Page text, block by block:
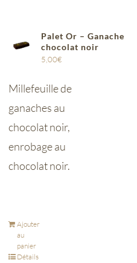
Palet Or – Ganache
chocolat noir
5,00€
Millefeuille de
ganaches au
chocolat noir,
enrobage au
chocolat noir.
Ajouter
au
panier
Détails